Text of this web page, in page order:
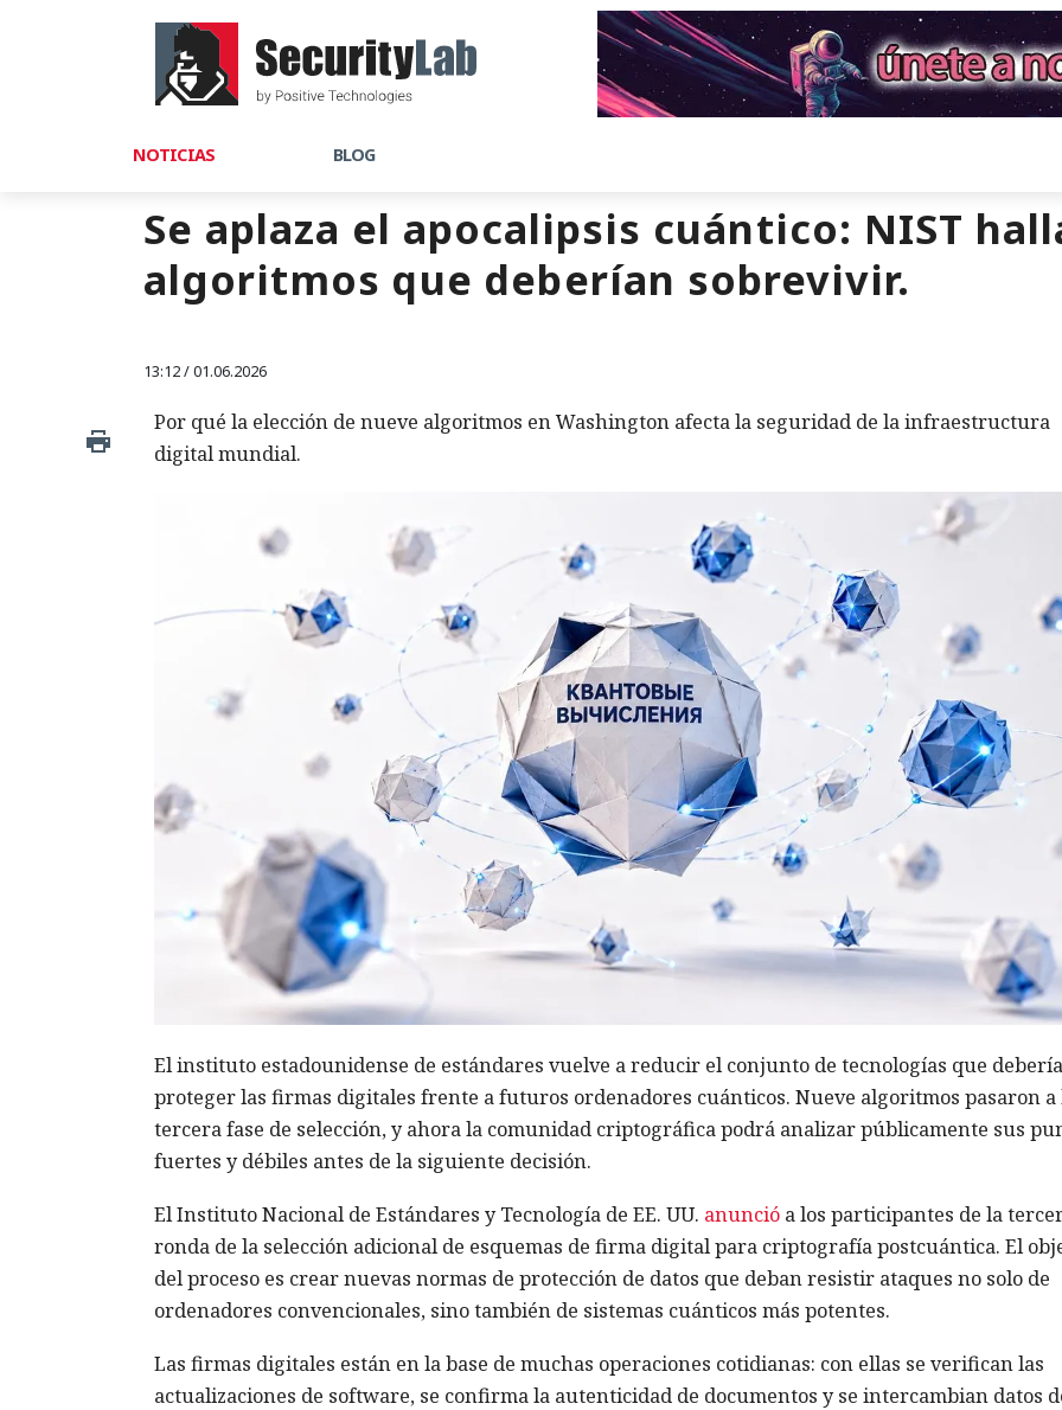
NOTICIAS BLOG
Se aplaza el apocalipsis cuántico: NIST
algoritmos que deberían sobrevivir.
13:12 / 01.06.2026
Por qué la elección de nueve algoritmos en Washington afecta la seguridad de la infraestructura
digital mundial.
El instituto estadounidense de estándares vuelve a reducir el conjunto de tecnologías que
proteger las firmas digitales frente a futuros ordenadores cuánticos. Nueve algoritmos pasaron a
tercera fase de selección, y ahora la comunidad criptográfica podrá analizar públicamente sus
fuertes y débiles antes de la siguiente decisión.
El Instituto Nacional de Estándares y Tecnología de EE. UU. anuncióa los participantes de la
ronda de la selección adicional de esquemas de firma digital para criptografía postcuántica. El
del proceso es crear nuevas normas de protección de datos que deban resistir ataques no solo de
ordenadores convencionales, sino también de sistemas cuánticos más potentes.
Las firmas digitales están en la base de muchas operaciones cotidianas: con ellas se verifican las
actualizaciones de software, se confirma la autenticidad de documentos y se intercambian datos